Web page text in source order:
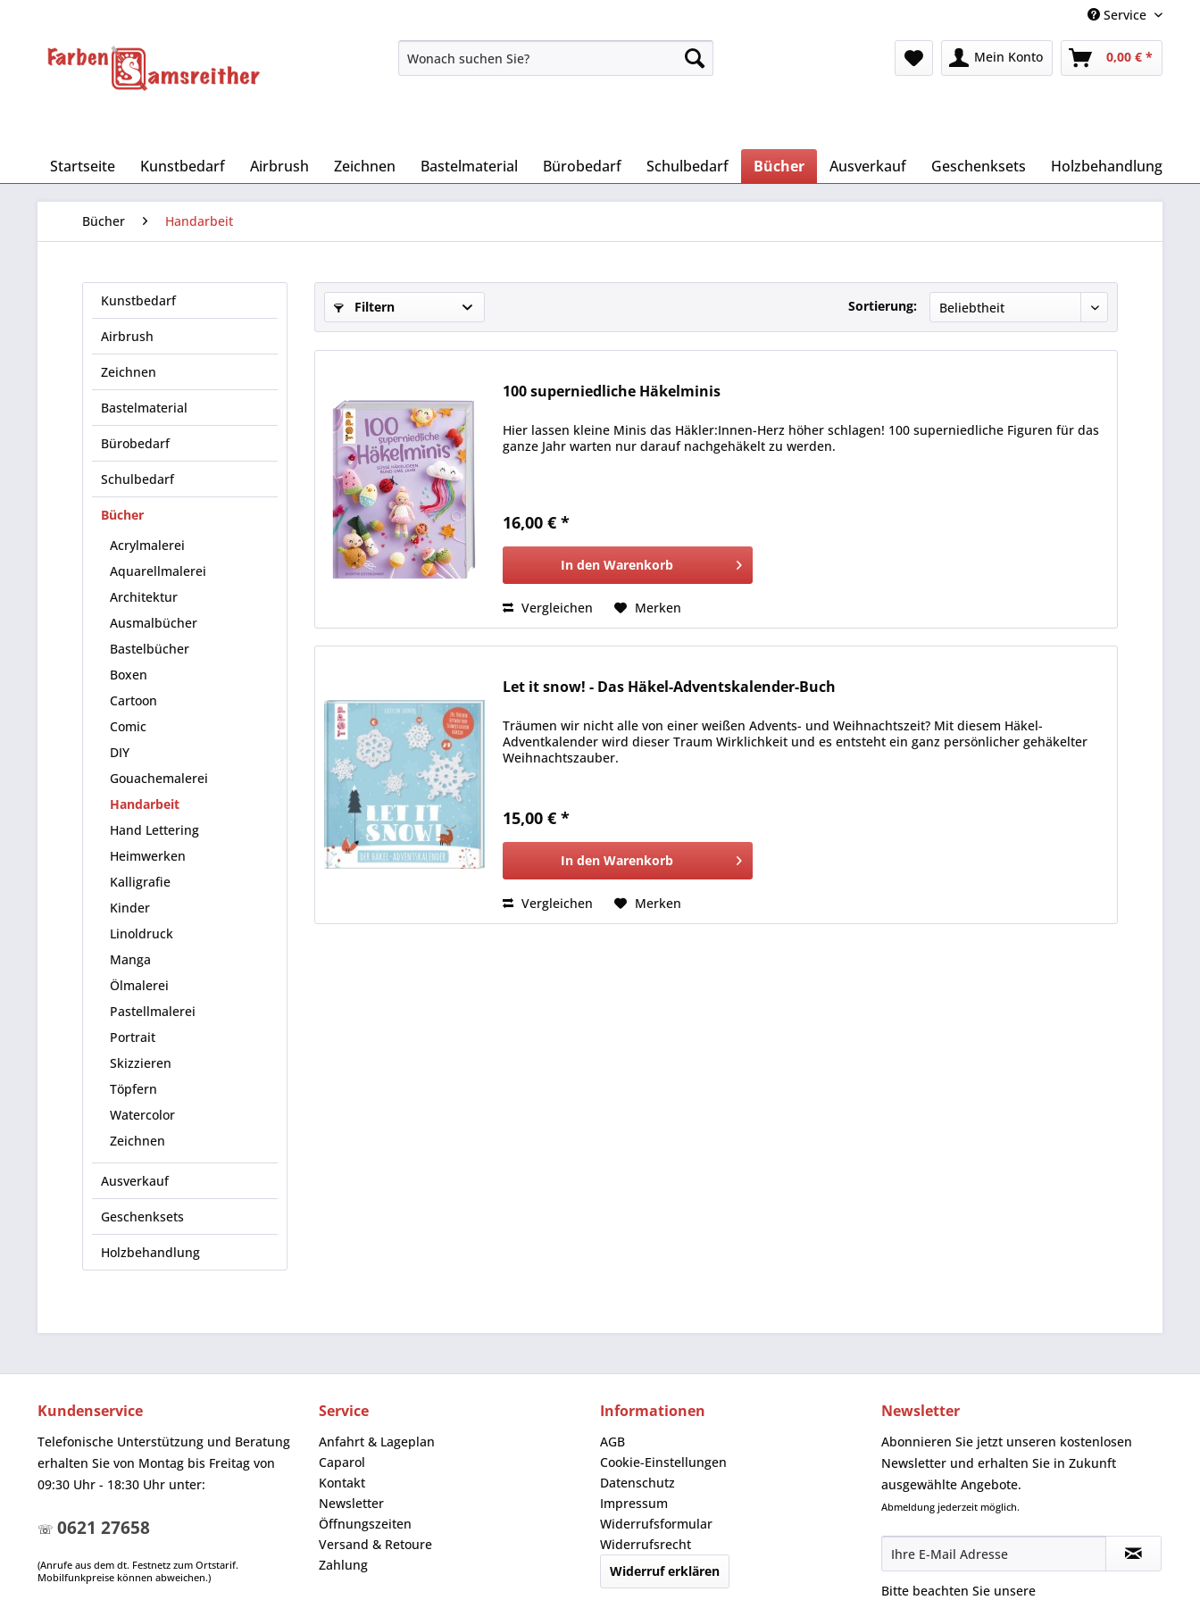
Service
Mein Konto 0,00 € *
Startseite Kunstbedarf Airbrush Zeichnen Bastelmaterial Bürobedarf Schulbedarf Bücher Ausverkauf Geschenksets Holzbehandlung
Bücher Handarbeit
Kunstbedarf
Airbrush
Zeichnen
Bastelmaterial
Bürobedarf
Schulbedarf
Bücher
Acrylmalerei
Aquarellmalerei
Architektur
Ausmalbücher
Bastelbücher
Boxen
Cartoon
Comic
DIY
Gouachemalerei
Handarbeit
Hand Lettering
Heimwerken
Kalligrafie
Kinder
Linoldruck
Manga
Ölmalerei
Pastellmalerei
Portrait
Skizzieren
Töpfern
Watercolor
Zeichnen
Ausverkauf
Geschenksets
Holzbehandlung
Filtern Sortierung:
100 superniedliche Häkelminis
Hier lassen kleine Minis das Häkler:Innen-Herz höher schlagen! 100 superniedliche Figuren für das
ganze Jahr warten nur darauf nachgehäkelt zu werden.
16,00 € *
In den Warenkorb
Vergleichen Merken
Let it snow! - Das Häkel-Adventskalender-Buch
Träumen wir nicht alle von einer weißen Advents- und Weihnachtszeit? Mit diesem Häkel-
Adventkalender wird dieser Traum Wirklichkeit und es entsteht ein ganz persönlicher gehäkelter
Weihnachtszauber.
15,00 € *
In den Warenkorb
Vergleichen Merken
Kundenservice
Telefonische Unterstützung und Beratung
erhalten Sie von Montag bis Freitag von
09:30 Uhr - 18:30 Uhr unter:
☏ 0621 27658
(Anrufe aus dem dt. Festnetz zum Ortstarif.
Mobilfunkpreise können abweichen.)
Service
Anfahrt & Lageplan
Caparol
Kontakt
Newsletter
Öffnungszeiten
Versand & Retoure
Zahlung
Informationen
AGB
Cookie-Einstellungen
Datenschutz
Impressum
Widerrufsformular
Widerrufsrecht
Widerruf erklären
Newsletter
Abonnieren Sie jetzt unseren kostenlosen
Newsletter und erhalten Sie in Zukunft
ausgewählte Angebote.
Abmeldung jederzeit möglich.
Bitte beachten Sie unsere